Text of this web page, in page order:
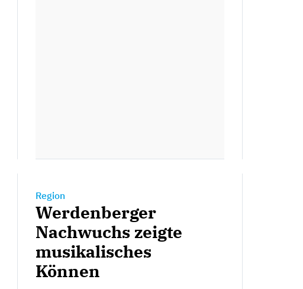
Region
Werdenberger
Nachwuchs zeigte
musikalisches
Können